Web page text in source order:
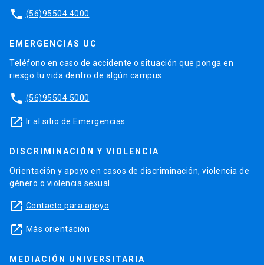
phone (56)95504 4000
EMERGENCIAS UC
Teléfono en caso de accidente o situación que ponga en
riesgo tu vida dentro de algún campus.
phone (56)95504 5000
launch Ir al sitio de Emergencias
DISCRIMINACIÓN Y VIOLENCIA
Orientación y apoyo en casos de discriminación, violencia de
género o violencia sexual.
launch Contacto para apoyo
launch Más orientación
MEDIACIÓN UNIVERSITARIA